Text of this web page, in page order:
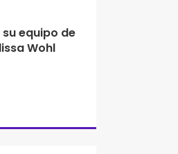
equipo de
Wohl